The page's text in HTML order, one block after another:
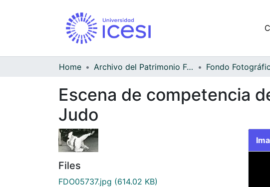
Home Archivo del Patrimonio Fotográfico y Fílmico del Valle del Cauca
Escena de competencia
Judo
Files
FDO05737.jpg (614.02 KB)